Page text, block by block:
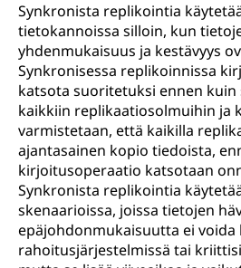
Synkronista replikointia
tietokannoissa silloin, kun
yhdenmukaisuus ja kestävyys
Synkronisessa replikoinnissa
katsota suoritetuksi ennen
kaikkiin replikaatiosolmuihin ja
varmistetaan, että kaikilla
ajantasainen kopio tiedoista,
kirjoitusoperaatio katsotaan
Synkronista replikointia
skenaarioissa, joissa tietojen
epäjohdonmukaisuutta ei voida
rahoitusjärjestelmissä tai